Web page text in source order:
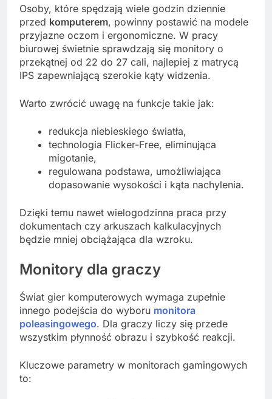
Osoby, które spędzają wiele godzin dziennie
przed komputerem, powinny postawić na modele
przyjazne oczom i ergonomiczne. W pracy
biurowej świetnie sprawdzają się monitory o
przekątnej od 22 do 27 cali, najlepiej z matrycą
IPS zapewniającą szerokie kąty widzenia.
Warto zwrócić uwagę na funkcje takie jak:
redukcja niebieskiego światła,
technologia Flicker-Free, eliminująca
migotanie,
regulowana podstawa, umożliwiająca
dopasowanie wysokości i kąta nachylenia.
Dzięki temu nawet wielogodzinna praca przy
dokumentach czy arkuszach kalkulacyjnych
będzie mniej obciążająca dla wzroku.
Monitory dla graczy
Świat gier komputerowych wymaga zupełnie
innego podejścia do wyboru monitora
poleasingowego. Dla graczy liczy się przede
wszystkim płynność obrazu i szybkość reakcji.
Kluczowe parametry w monitorach gamingowych
to: